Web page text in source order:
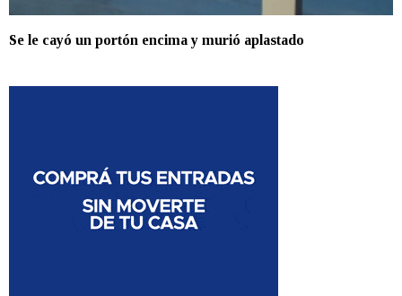
Se le cayó un portón encima y murió aplastado